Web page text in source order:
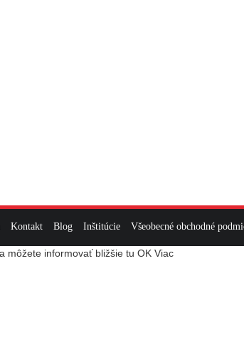
Kontakt Blog Inštitúcie Všeobecné obchodné
môžete informovať bližšie tu OK Viac